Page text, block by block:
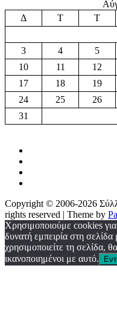
Δ
Τ Τ
3
4 5
10
11 12
17
18 19
24
25 26
31
Copyright © 2006-2026
rights reserved | Theme by
Χρησιμοποιούμε cookies
δυνατή εμπειρία στη
χρησιμοποιείτε τη σελίδα,
ικανοποιημένοι με αυτό.